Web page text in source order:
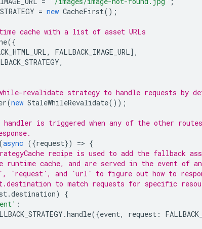
= new CacheFirst();
cache with a list of asset URLs
({
, FALLBACK_IMAGE_URL],
,
revalidate strategy to handle requests by
(new StaleWhileRevalidate());
is triggered when any of the other
(async ({request}) => {
recipe is used to add the fallback
cache, and are served in the event of
`request`, and `url` to figure out how to
to match requests for specific
.destination)
{
:
.handle({event, request :